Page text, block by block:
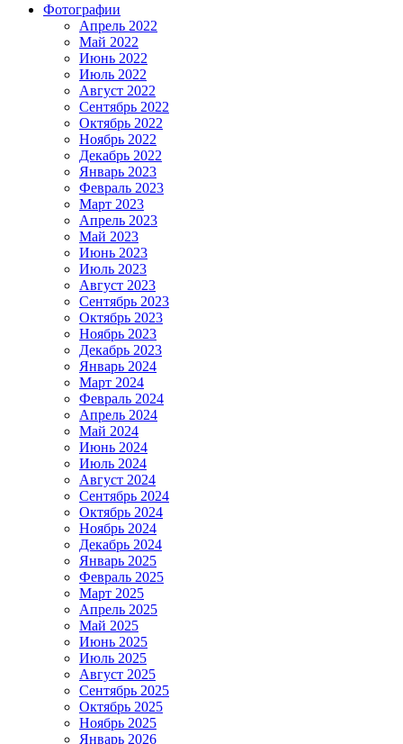
Фотографии
Апрель 2022
Май 2022
Июнь 2022
Июль 2022
Август 2022
Сентябрь 2022
Октябрь 2022
Ноябрь 2022
Декабрь 2022
Январь 2023
Февраль 2023
Март 2023
Апрель 2023
Май 2023
Июнь 2023
Июль 2023
Август 2023
Сентябрь 2023
Октябрь 2023
Ноябрь 2023
Декабрь 2023
Январь 2024
Март 2024
Февраль 2024
Апрель 2024
Май 2024
Июнь 2024
Июль 2024
Август 2024
Сентябрь 2024
Октябрь 2024
Ноябрь 2024
Декабрь 2024
Январь 2025
Февраль 2025
Март 2025
Апрель 2025
Май 2025
Июнь 2025
Июль 2025
Август 2025
Сентябрь 2025
Октябрь 2025
Ноябрь 2025
Январь 2026